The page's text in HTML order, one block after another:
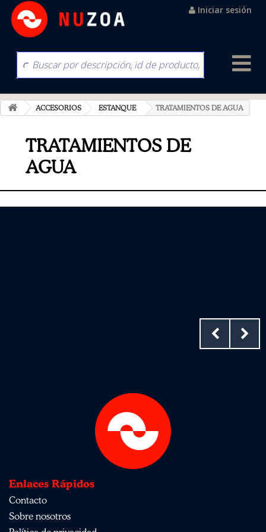
Iniciar sesión
ACCESORIOS ESTANQUE TRATAMIENTOS DE AGUA
TRATAMIENTOS DE
AGUA
Enlaces Rápidos
Contacto
Sobre nosotros